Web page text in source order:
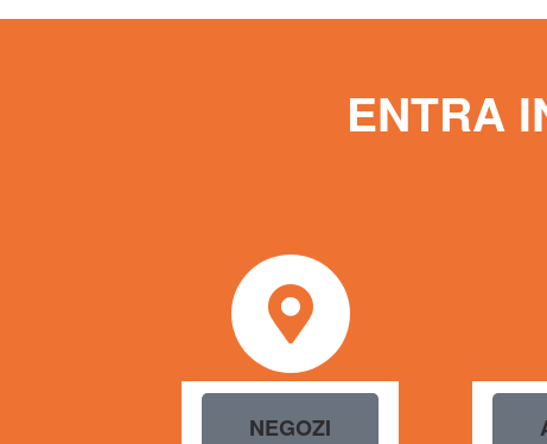
ENTRA
NEGOZI